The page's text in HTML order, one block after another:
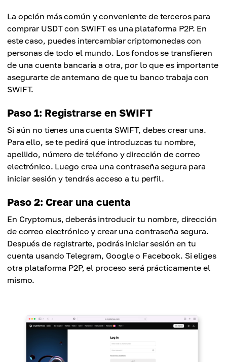
La opción más común y conveniente de terceros para
comprar USDT con SWIFT es una plataforma P2P. En
este caso, puedes intercambiar criptomonedas con
personas de todo el mundo. Los fondos se transfieren
de una cuenta bancaria a otra, por lo que es importante
asegurarte de antemano de que tu banco trabaja con
SWIFT.
Paso 1: Registrarse en SWIFT
Si aún no tienes una cuenta SWIFT, debes crear una.
Para ello, se te pedirá que introduzcas tu nombre,
apellido, número de teléfono y dirección de correo
electrónico. Luego crea una contraseña segura para
iniciar sesión y tendrás acceso a tu perfil.
Paso 2: Crear una cuenta
En Cryptomus, deberás introducir tu nombre, dirección
de correo electrónico y crear una contraseña segura.
Después de registrarte, podrás iniciar sesión en tu
cuenta usando Telegram, Google o Facebook. Si eliges
otra plataforma P2P, el proceso será prácticamente el
mismo.